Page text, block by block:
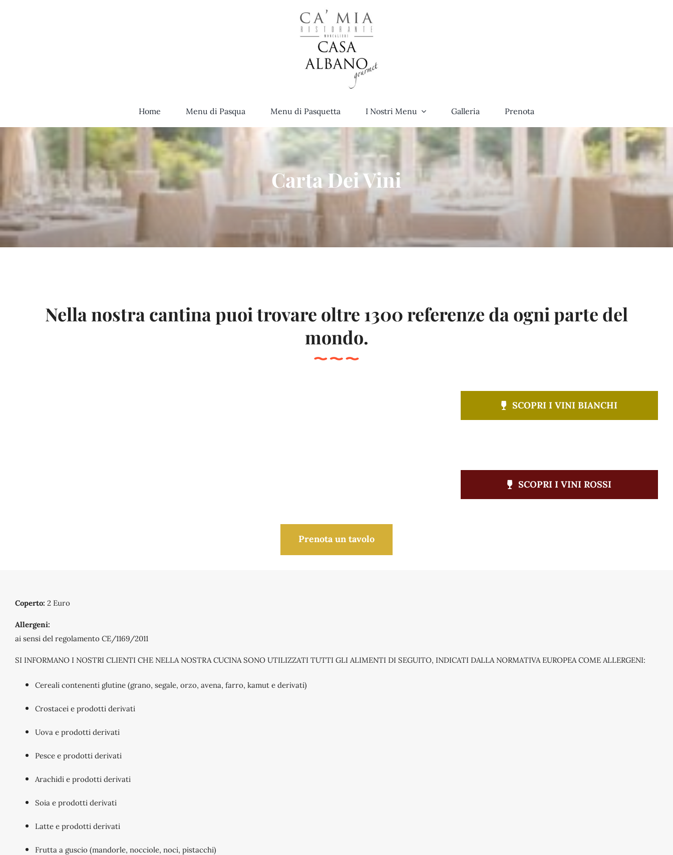
Home Menu di Pasqua Menu di Pasquetta I Nostri Menu Galleria Prenota
Carta Dei Vini
Nella nostra cantina puoi trovare oltre 1300 referenze da ogni parte del
mondo.
SCOPRI I VINI BIANCHI
SCOPRI I VINI ROSSI
Prenota un tavolo
Coperto: 2 Euro
Allergeni:
ai sensi del regolamento CE/1169/2011
SI INFORMANO I NOSTRI CLIENTI CHE NELLA NOSTRA CUCINA SONO UTILIZZATI TUTTI GLI ALIMENTI DI SEGUITO, INDICATI DALLA NORMATIVA EUROPEA COME ALLERGENI:
Cereali contenenti glutine (grano, segale, orzo, avena, farro, kamut e derivati)
Crostacei e prodotti derivati
Uova e prodotti derivati
Pesce e prodotti derivati
Arachidi e prodotti derivati
Soia e prodotti derivati
Latte e prodotti derivati
Frutta a guscio (mandorle, nocciole, noci, pistacchi)